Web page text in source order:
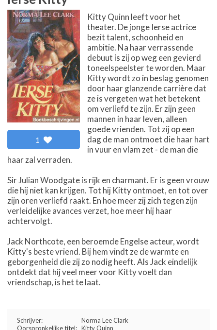
1
Kitty Quinn leeft voor het
theater. De jonge Ierse actrice
bezit talent, schoonheid en
ambitie. Na haar verrassende
debuut is zij op weg een gevierd
toneelspeelster te worden. Maar
Kitty wordt zo in beslag genomen
door haar glanzende carrière dat
ze is vergeten wat het betekent
om verliefd te zijn. Er zijn geen
mannen in haar leven, alleen
goede vrienden. Tot zij op een
dag de man ontmoet die haar hart
in vuur en vlam zet - de man die
haar zal verraden.
Sir Julian Woodgate is rijk en charmant. Er is geen vrouw
die hij niet kan krijgen. Tot hij Kitty ontmoet, en tot over
zijn oren verliefd raakt. En hoe meer zij zich tegen zijn
verleidelijke avances verzet, hoe meer hij haar
achtervolgt.
Jack Northcote, een beroemde Engelse acteur, wordt
Kitty's beste vriend. Bij hem vindt ze de warmte en
geborgenheid die zij zo nodig heeft. Als Jack eindelijk
ontdekt dat hij veel meer voor Kitty voelt dan
vriendschap, is het te laat.
Schrijver:
Norma Lee Clark
Oorspronkelijke titel: Kitty Quinn